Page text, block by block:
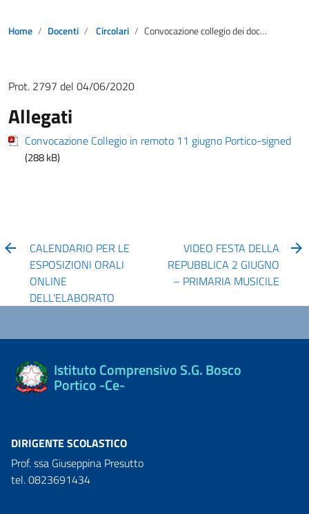
Home Docenti Circolari Convocazione collegio dei docenti 11 giugno ore 9:30 -a.s. 2019 – 2020
Prot. 2797 del 04/06/2020
Allegati
Convocazione Collegio in remoto 11 giugno Portico-signed
(288 kB)
CALENDARIO PER LE
ESPOSIZIONI ORALI
ONLINE
DELL’ELABORATO
VIDEO FESTA DELLA
REPUBBLICA 2 GIUGNO
– PRIMARIA MUSICILE
Istituto Comprensivo S.G. Bosco
Portico -Ce-
DIRIGENTE SCOLASTICO
Prof. ssa Giuseppina Presutto
tel. 0823691434